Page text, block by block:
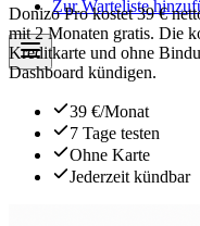
Zur Warteliste
Donizo Pro kostet 39 €
mit 2 Monaten gratis. Die
Kreditkarte und ohne
Dashboard kündigen.
39 €/Monat
7 Tage testen
Ohne Karte
Jederzeit kündbar